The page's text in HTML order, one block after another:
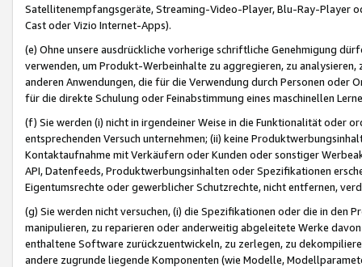
Satellitenempfangsgeräte, Streaming-Video-Player, Blu-Ray-Player
Cast oder Vizio Internet-Apps).
(e) Ohne unsere ausdrückliche vorherige schriftliche Genehmigung
verwenden, um Produkt-Werbeinhalte zu aggregieren, zu
anderen Anwendungen, die für die Verwendung durch Personen
für die direkte Schulung oder Feinabstimmung eines maschinellen
(f) Sie werden (i) nicht in irgendeiner Weise in die Funktionalität oder
entsprechenden Versuch unternehmen; (ii) keine
Kontaktaufnahme mit Verkäufern oder Kunden oder sonstiger
API, Datenfeeds, Produktwerbungsinhalten oder Spezifikationen
Eigentumsrechte oder gewerblicher Schutzrechte, nicht entfernen,
(g) Sie werden nicht versuchen, (i) die Spezifikationen oder die in
manipulieren, zu reparieren oder anderweitig abgeleitete Werke
enthaltene Software zurückzuentwickeln, zu zerlegen, zu
andere zugrunde liegende Komponenten (wie Modelle,